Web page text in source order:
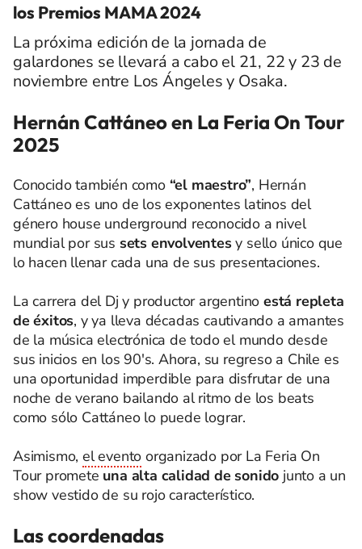
los Premios MAMA 2024
La próxima edición de la jornada de
galardones se llevará a cabo el 21, 22 y 23 de
noviembre entre Los Ángeles y Osaka.
Hernán Cattáneo en La Feria On Tour
2025
Conocido también como “el maestro”, Hernán
Cattáneo es uno de los exponentes latinos del
género house underground reconocido a nivel
mundial por sus sets envolventesy sello único que
lo hacen llenar cada una de sus presentaciones.
La carrera del Dj y productor argentino está repleta
de éxitos, y ya lleva décadas cautivando a amantes
de la música electrónica de todo el mundo desde
sus inicios en los 90's. Ahora, su regreso a Chile es
una oportunidad imperdible para disfrutar de una
noche de verano bailando al ritmo de los beats
como sólo Cattáneo lo puede lograr.
Asimismo,el evento organizado por La Feria On
Tour promete una alta calidad de sonido junto a un
show vestido de su rojo característico.
Las coordenadas